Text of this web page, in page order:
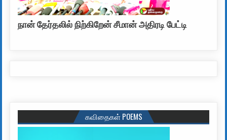
நான் தேர்தலில் நிற்கிறேன் சீமான் அதிரடி பேட்டி
கவிதைகள் POEMS